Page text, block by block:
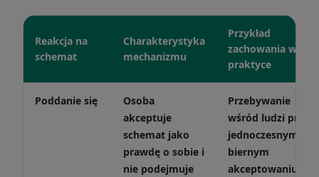
Reakcja na
schemat
Charakterystyka
mechanizmu
Przykład
zachowania w
praktyce
Poddanie się
Osoba
akceptuje
schemat jako
prawdę o sobie i
nie podejmuje
Przebywanie
wśród ludzi przy
jednoczesnym
biernym
akceptowaniu